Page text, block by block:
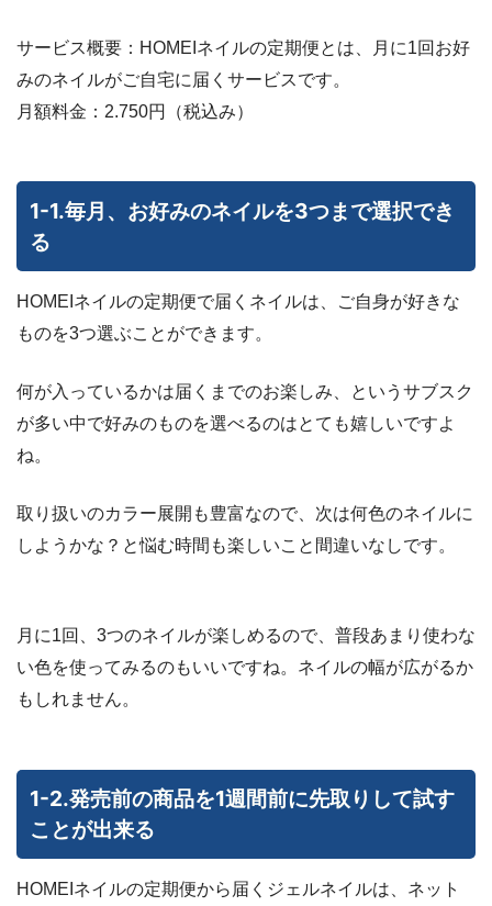
サービス概要：HOMEIネイルの定期便とは、月に1回お好
みのネイルがご自宅に届くサービスです。
月額料金：2.750円（税込み）
1-1.毎月、お好みのネイルを3つまで選択でき
る
HOMEIネイルの定期便で届くネイルは、ご自身が好きな
ものを3つ選ぶことができます。
何が入っているかは届くまでのお楽しみ、というサブスク
が多い中で好みのものを選べるのはとても嬉しいですよ
ね。
取り扱いのカラー展開も豊富なので、次は何色のネイルに
しようかな？と悩む時間も楽しいこと間違いなしです。
月に1回、3つのネイルが楽しめるので、普段あまり使わな
い色を使ってみるのもいいですね。ネイルの幅が広がるか
もしれません。
1-2.発売前の商品を1週間前に先取りして試す
ことが出来る
HOMEIネイルの定期便から届くジェルネイルは、ネット